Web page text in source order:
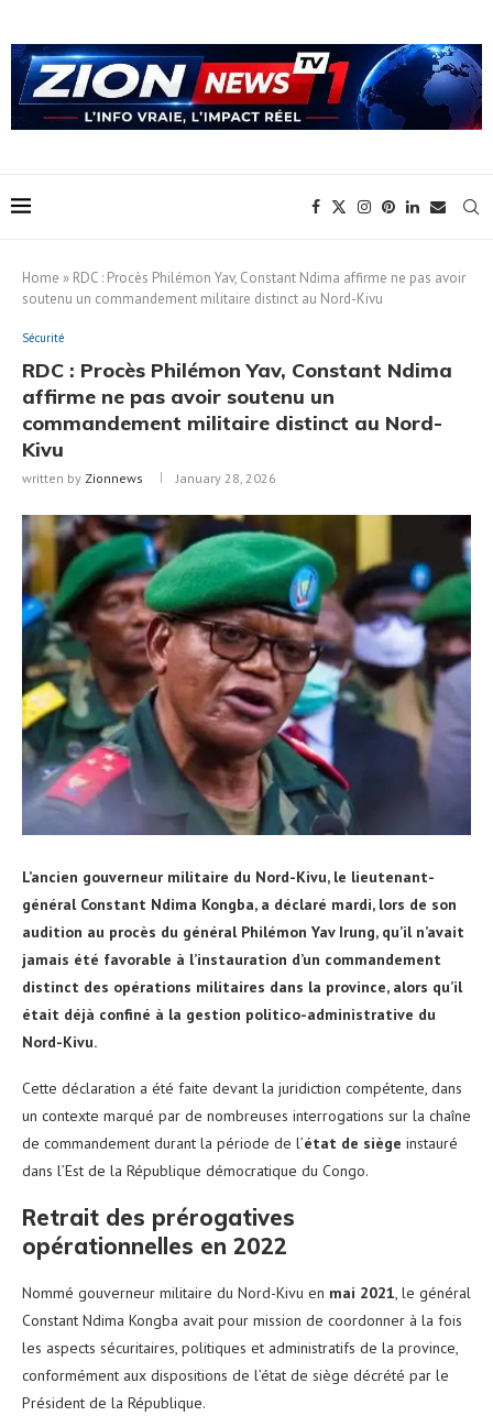
Home » RDC : Procès Philémon Yav, Constant Ndima affirme ne pas avoir
soutenu un commandement militaire distinct au Nord-Kivu
Sécurité
RDC : Procès Philémon Yav, Constant Ndima
affirme ne pas avoir soutenu un
commandement militaire distinct au Nord-
Kivu
written by Zionnews January 28, 2026
L’ancien gouverneur militaire du Nord-Kivu, le lieutenant-
général Constant Ndima Kongba, a déclaré mardi, lors de son
audition au procès du général Philémon Yav Irung, qu’il n’avait
jamais été favorable à l’instauration d’un commandement
distinct des opérations militaires dans la province, alors qu’il
était déjà confiné à la gestion politico-administrative du
Nord-Kivu.
Cette déclaration a été faite devant la juridiction compétente, dans
un contexte marqué par de nombreuses interrogations sur la chaîne
de commandement durant la période de l’état de siège instauré
dans l’Est de la République démocratique du Congo.
Retrait des prérogatives
opérationnelles en 2022
Nommé gouverneur militaire du Nord-Kivu en mai 2021, le général
Constant Ndima Kongba avait pour mission de coordonner à la fois
les aspects sécuritaires, politiques et administratifs de la province,
conformément aux dispositions de l’état de siège décrété par le
Président de la République.